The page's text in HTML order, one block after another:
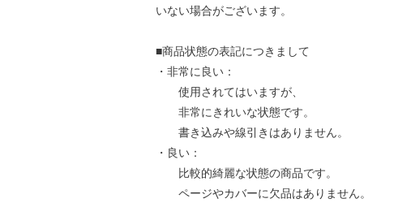
いない場合がございます。
■商品状態の表記につきまして
・非常に良い：
使用されてはいますが、
非常にきれいな状態です。
書き込みや線引きはありません。
・良い：
比較的綺麗な状態の商品です。
ページやカバーに欠品はありません。